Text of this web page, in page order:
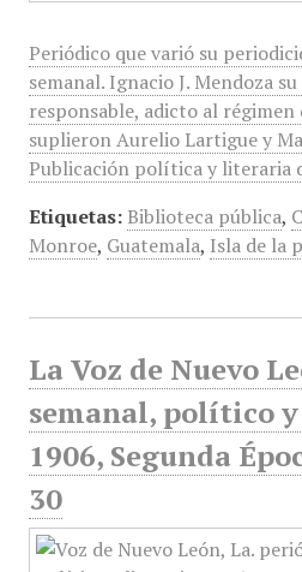
Periódico que varió su
semanal. Ignacio J. Mendoza
responsable, adicto al régimen
suplieron Aurelio Lartigue y
Publicación política y literaria
Etiquetas: Biblioteca pública,
Monroe, Guatemala, Isla de la
La Voz de Nuevo
semanal, político
1906, Segunda
30